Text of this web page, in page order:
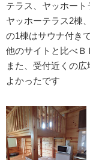
テラス、ヤッホー
ヤッホーテラス2棟
の1棟はサウナ付き
他のサイトと比べ
また、受付近くの
よかったです